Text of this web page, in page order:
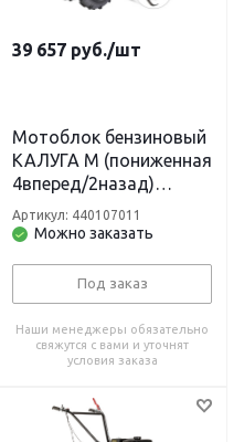
39 657 руб./шт
Мотоблок бензиновый
КАЛУГА М (пониженная
4вперед/2назад)
PATRIOT
Можно заказать
Артикул: 440107011
Под заказ
Наши менеджеры обязательно
свяжутся с вами и уточнят
условия заказа